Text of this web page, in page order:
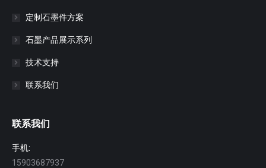
定制石墨件方案
石墨产品展示系列
技术支持
联系我们
联系我们
手机:
15903687937